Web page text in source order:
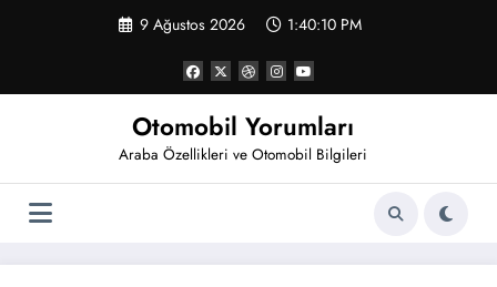
9 Ağustos 2026 1:40:10 PM
Otomobil Yorumları
Araba Özellikleri ve Otomobil Bilgileri